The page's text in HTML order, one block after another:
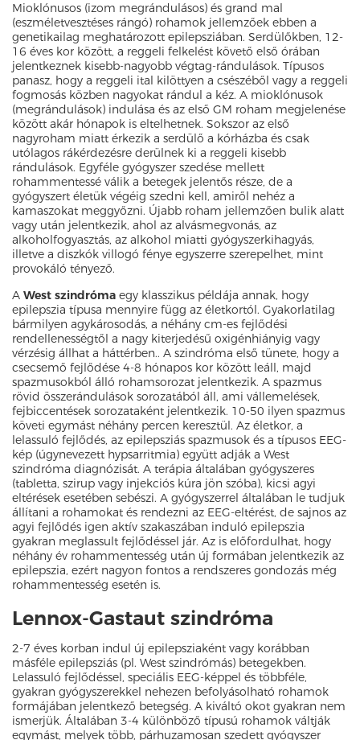
Mioklónusos (izom megrándulásos) és grand mal
(eszméletvesztéses rángó) rohamok jellemzőek ebben a
genetikailag meghatározott epilepsziában. Serdülőkben, 12-
16 éves kor között, a reggeli felkelést követő első órában
jelentkeznek kisebb-nagyobb végtag-rándulások. Típusos
panasz, hogy a reggeli ital kilöttyen a csészéből vagy a reggeli
fogmosás közben nagyokat rándul a kéz. A mioklónusok
(megrándulások) indulása és az első GM roham megjelenése
között akár hónapok is eltelhetnek. Sokszor az első
nagyroham miatt érkezik a serdülő a kórházba és csak
utólagos rákérdezésre derülnek ki a reggeli kisebb
rándulások. Egyféle gyógyszer szedése mellett
rohammentessé válik a betegek jelentős része, de a
gyógyszert életük végéig szedni kell, amiről nehéz a
kamaszokat meggyőzni. Újabb roham jellemzően bulik alatt
vagy után jelentkezik, ahol az alvásmegvonás, az
alkoholfogyasztás, az alkohol miatti gyógyszerkihagyás,
illetve a diszkók villogó fénye egyszerre szerepelhet, mint
provokáló tényező.
A West szindróma egy klasszikus példája annak, hogy
epilepszia típusa mennyire függ az életkortól. Gyakorlatilag
bármilyen agykárosodás, a néhány cm-es fejlődési
rendellenességtől a nagy kiterjedésű oxigénhiányig vagy
vérzésig állhat a háttérben.. A szindróma első tünete, hogy a
csecsemő fejlődése 4-8 hónapos kor között leáll, majd
spazmusokból álló rohamsorozat jelentkezik. A spazmus
rövid összerándulások sorozatából áll, ami vállemelések,
fejbiccentések sorozataként jelentkezik. 10-50 ilyen spazmus
követi egymást néhány percen keresztül. Az életkor, a
lelassuló fejlődés, az epilepsziás spazmusok és a típusos EEG-
kép (úgynevezett hypsarritmia) együtt adják a West
szindróma diagnózisát. A terápia általában gyógyszeres
(tabletta, szirup vagy injekciós kúra jön szóba), kicsi agyi
eltérések esetében sebészi. A gyógyszerrel általában le tudjuk
állítani a rohamokat és rendezni az EEG-eltérést, de sajnos az
agyi fejlődés igen aktív szakaszában induló epilepszia
gyakran meglassult fejlődéssel jár. Az is előfordulhat, hogy
néhány év rohammentesség után új formában jelentkezik az
epilepszia, ezért nagyon fontos a rendszeres gondozás még
rohammentesség esetén is.
Lennox-Gastaut szindróma
2-7 éves korban indul új epilepsziaként vagy korábban
másféle epilepsziás (pl. West szindrómás) betegekben.
Lelassuló fejlődéssel, speciális EEG-képpel és többféle,
gyakran gyógyszerekkel nehezen befolyásolható rohamok
formájában jelentkező betegség. A kiváltó okot gyakran nem
ismerjük. Általában 3-4 különböző típusú rohamok váltják
egymást, melyek több, párhuzamosan szedett gyógyszer